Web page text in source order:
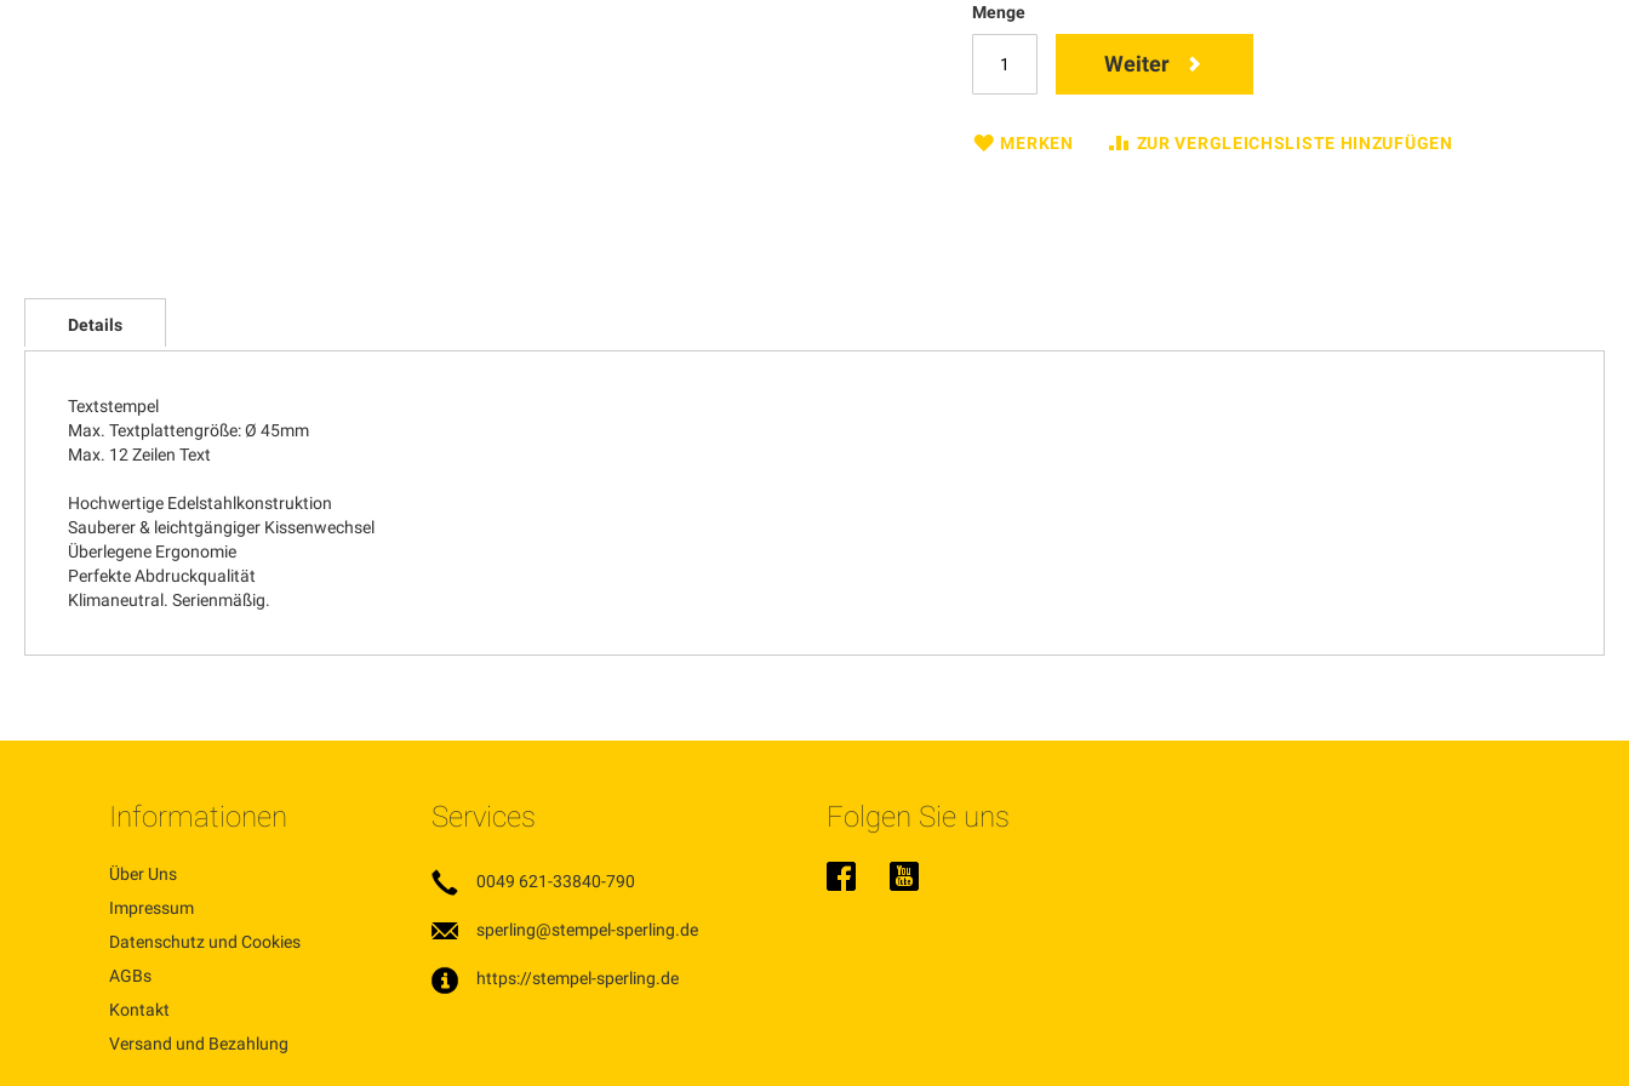
Anfang
Bildgalerie
Menge
Weiter
MERKEN ZUR VERGLEICHSLISTE HINZUFÜGEN
Details
Textstempel
Max. Textplattengröße: Ø 45mm
Max. 12 Zeilen Text
Hochwertige Edelstahlkonstruktion
Sauberer & leichtgängiger Kissenwechsel
Überlegene Ergonomie
Perfekte Abdruckqualität
Klimaneutral. Serienmäßig.
Informationen
Über Uns
Impressum
Datenschutz und Cookies
AGBs
Kontakt
Versand und Bezahlung
Services
0049 621-33840-790
sperling@stempel-sperling.de
https://stempel-sperling.de
Folgen Sie uns